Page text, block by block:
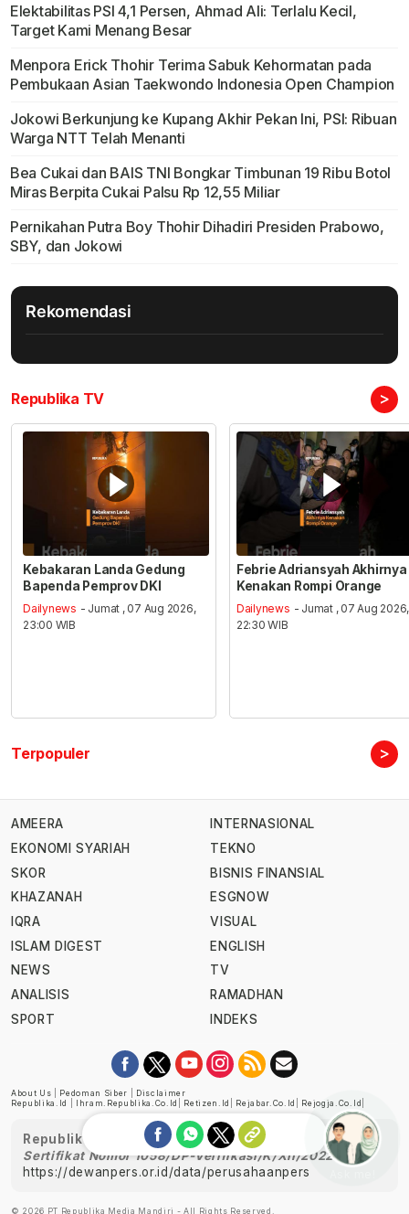
Elektabilitas PSI 4,1 Persen, Ahmad Ali: Terlalu Kecil,
Target Kami Menang Besar
Menpora Erick Thohir Terima Sabuk Kehormatan pada
Pembukaan Asian Taekwondo Indonesia Open Champion
Jokowi Berkunjung ke Kupang Akhir Pekan Ini, PSI: Ribuan
Warga NTT Telah Menanti
Bea Cukai dan BAIS TNI Bongkar Timbunan 19 Ribu Botol
Miras Berpita Cukai Palsu Rp 12,55 Miliar
Pernikahan Putra Boy Thohir Dihadiri Presiden Prabowo,
SBY, dan Jokowi
Rekomendasi
Republika TV >
Kebakaran Landa Gedung
Bapenda Pemprov DKI
Dailynews - Jumat , 07 Aug 2026,
23:00 WIB
Febrie Adriansyah Akhirnya
Kenakan Rompi Orange
Dailynews - Jumat , 07 Aug 2026,
22:30 WIB
Terpopuler >
AMEERA
EKONOMI SYARIAH
SKOR
KHAZANAH
IQRA
ISLAM DIGEST
NEWS
ANALISIS
SPORT
INTERNASIONAL
TEKNO
BISNIS FINANSIAL
ESGNOW
VISUAL
ENGLISH
TV
RAMADHAN
INDEKS
About Us Pedoman Siber
Disclaimer
Republika.id
Ihram.republika.co.id Retizen.id Rejabar.co.id Rejogja.co.id
Republika telah diverifikasi oleh Dewan Pers
Sertifikat Nomor 1058/DP-Verifikasi/K/XII/2022
https://dewanpers.or.id/data/perusahaanpers
© 2026 PT Republika Media Mandiri - All Rights Reserved.